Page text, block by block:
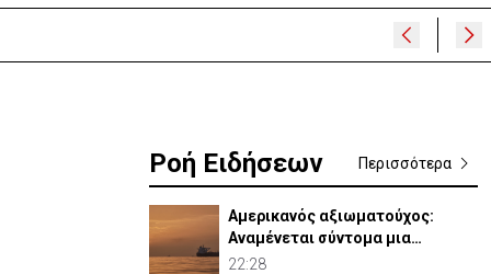
Ροή Ειδήσεων Περισσότερα
Αμερικανός αξιωματούχος:
Αναμένεται σύντομα μια
συμφωνία για Ορμούζ
22:28